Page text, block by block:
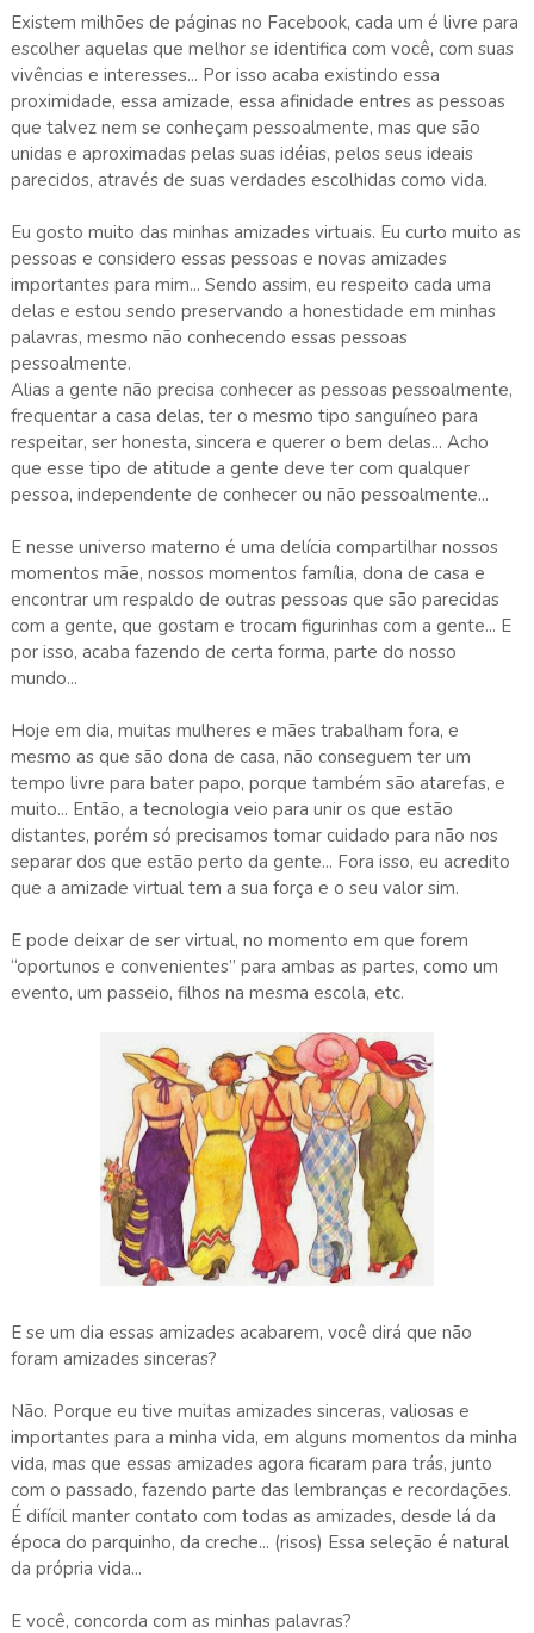
Existem milhões de páginas no Facebook, cada um é livre para
escolher aquelas que melhor se identifica com você, com suas
vivências e interesses... Por isso acaba existindo essa
proximidade, essa amizade, essa afinidade entres as pessoas
que talvez nem se conheçam pessoalmente, mas que são
unidas e aproximadas pelas suas idéias, pelos seus ideais
parecidos, através de suas verdades escolhidas como vida.
Eu gosto muito das minhas amizades virtuais. Eu curto muito as
pessoas e considero essas pessoas e novas amizades
importantes para mim... Sendo assim, eu respeito cada uma
delas e estou sendo preservando a honestidade em minhas
palavras, mesmo não conhecendo essas pessoas
pessoalmente.
Alias a gente não precisa conhecer as pessoas pessoalmente,
frequentar a casa delas, ter o mesmo tipo sanguíneo para
respeitar, ser honesta, sincera e querer o bem delas... Acho
que esse tipo de atitude a gente deve ter com qualquer
pessoa, independente de conhecer ou não pessoalmente...
E nesse universo materno é uma delícia compartilhar nossos
momentos mãe, nossos momentos família, dona de casa e
encontrar um respaldo de outras pessoas que são parecidas
com a gente, que gostam e trocam figurinhas com a gente... E
por isso, acaba fazendo de certa forma, parte do nosso
mundo...
Hoje em dia, muitas mulheres e mães trabalham fora, e
mesmo as que são dona de casa, não conseguem ter um
tempo livre para bater papo, porque também são atarefas, e
muito... Então, a tecnologia veio para unir os que estão
distantes, porém só precisamos tomar cuidado para não nos
separar dos que estão perto da gente... Fora isso, eu acredito
que a amizade virtual tem a sua força e o seu valor sim.
E pode deixar de ser virtual, no momento em que forem
“oportunos e convenientes” para ambas as partes, como um
evento, um passeio, filhos na mesma escola, etc.
E se um dia essas amizades acabarem, você dirá que não
foram amizades sinceras?
Não. Porque eu tive muitas amizades sinceras, valiosas e
importantes para a minha vida, em alguns momentos da minha
vida, mas que essas amizades agora ficaram para trás, junto
com o passado, fazendo parte das lembranças e recordações.
É difícil manter contato com todas as amizades, desde lá da
época do parquinho, da creche... (risos) Essa seleção é natural
da própria vida...
E você, concorda com as minhas palavras?